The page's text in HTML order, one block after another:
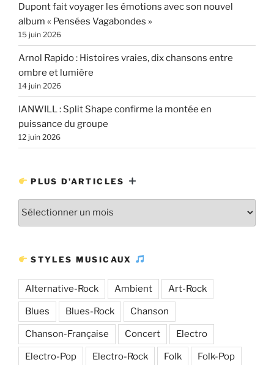
Dupont fait voyager les émotions avec son nouvel
album « Pensées Vagabondes »
15 juin 2026
Arnol Rapido : Histoires vraies, dix chansons entre
ombre et lumière
14 juin 2026
IANWILL : Split Shape confirme la montée en
puissance du groupe
12 juin 2026
PLUS D’ARTICLES
STYLES MUSICAUX
Alternative-Rock Ambient Art-Rock
Blues Blues-Rock Chanson
Chanson-Française Concert Electro
Electro-Pop Electro-Rock Folk Folk-Pop